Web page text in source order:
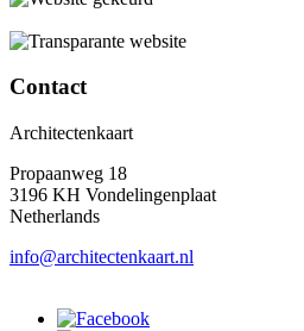
Contact
Architectenkaart
Propaanweg 18
3196 KH Vondelingenplaat
Netherlands
info@architectenkaart.nl